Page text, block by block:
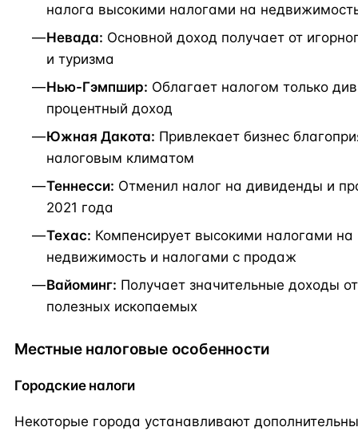
налога высокими налогами на
Невада: Основной доход получает от
и туризма
Нью-Гэмпшир: Облагает налогом только
процентный доход
Южная Дакота: Привлекает бизнес
налоговым климатом
Теннесси: Отменил налог на дивиденды и
2021 года
Техас: Компенсирует высокими налогами на
недвижимость и налогами с продаж
Вайоминг: Получает значительные доходы
полезных ископаемых
Местные налоговые особенности
Городские налоги
Некоторые города устанавливают